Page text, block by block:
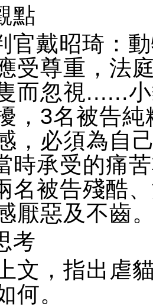
點
官戴昭琦：
受尊重，法
而忽視......
，3名被告純
，必須為自
時承受的痛
名被告殘酷
厭惡及不齒
考
文，指出虐
何。